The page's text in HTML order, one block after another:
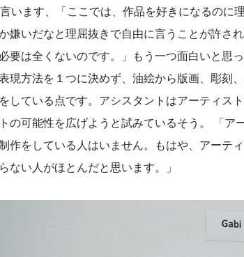
います、「ここでは、作品を好きになるのに
嫌いだなと理屈抜きで自由に言うことが許さ
要は全くないのです。」もう一つ面白いと思
現方法を１つに決めず、油絵から版画、彫刻
している点です。アシスタントはアーティス
の可能性を広げようと試みているそう。 「ア
作をしている人はいません。もはや、アーテ
ない人がほとんだと思います。」